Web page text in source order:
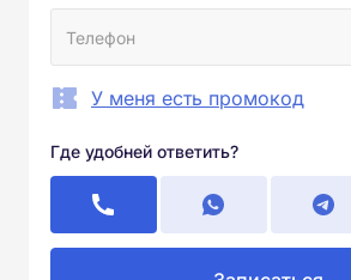
У меня есть промокод
Где удобней ответить?